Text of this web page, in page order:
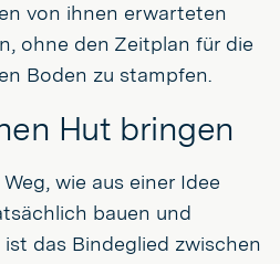
von ihnen erwarteten
ohne den Zeitplan für die
Boden zu stampfen.
Hut bringen
wie aus einer Idee
bauen und
das Bindeglied zwischen